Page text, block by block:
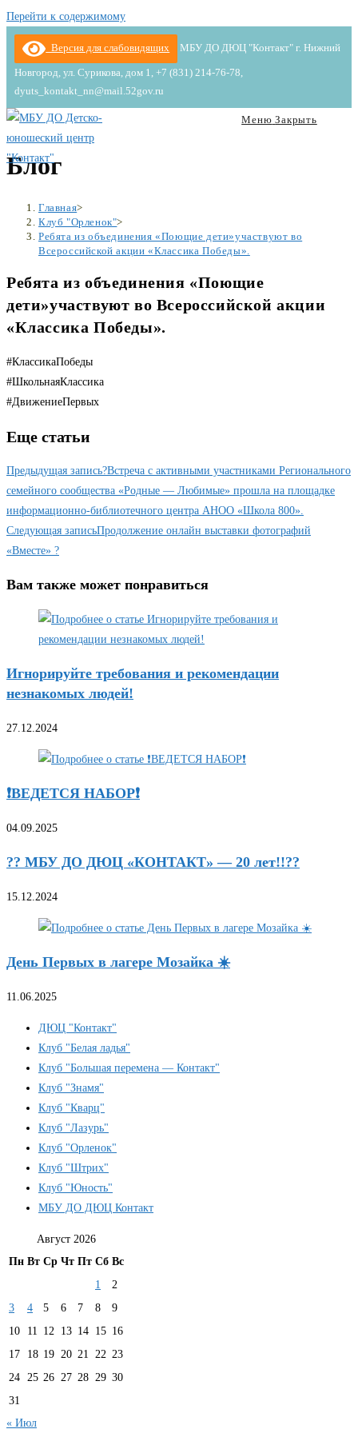
Перейти к содержимому
Версия для слабовидящих МБУ ДО ДЮЦ "Контакт" г. Нижний
Новгород, ул. Сурикова, дом 1, +7 (831) 214-76-78,
dyuts_kontakt_nn@mail.52gov.ru
Меню Закрыть
Блог
Главная>
Клуб "Орленок">
Ребята из объединения «Поющие дети»участвуют во
Всероссийской акции «Классика Победы».
Ребята из объединения «Поющие
дети»участвуют во Всероссийской акции
«Классика Победы».
#КлассикаПобеды
#ШкольнаяКлассика
#ДвижениеПервых
Еще статьи
Предыдущая запись?Встреча с активными участниками Регионального
семейного сообщества «Родные — Любимые» прошла на площадке
информационно-библиотечного центра АНОО «Школа 800».
Следующая записьПродолжение онлайн выставки фотографий
«Вместе» ?
Вам также может понравиться
Игнорируйте требования и рекомендации
незнакомых людей!
27.12.2024
❗ВЕДЕТСЯ НАБОР❗
04.09.2025
?? МБУ ДО ДЮЦ «КОНТАКТ» — 20 лет!!??
15.12.2024
День Первых в лагере Мозайка ☀️
11.06.2025
ДЮЦ "Контакт"
Клуб "Белая ладья"
Клуб "Большая перемена — Контакт"
Клуб "Знамя"
Клуб "Кварц"
Клуб "Лазурь"
Клуб "Орленок"
Клуб "Штрих"
Клуб "Юность"
МБУ ДО ДЮЦ Контакт
Август 2026
Пн Вт Ср Чт Пт Сб Вс
1
2
3
4 5 6 7 8
9
10
11 12 13 14 15 16
17
18 19 20 21 22 23
24 25 26 27 28 29 30
31
« Июл